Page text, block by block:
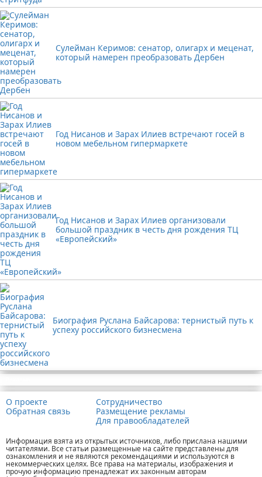
Сулейман Керимов: сенатор, олигарх и меценат,
который намерен преобразовать Дербен
Год Нисанов и Зарах Илиев встречают госей в
новом мебельном гипермаркете
Год Нисанов и Зарах Илиев организовали
большой праздник в честь дня рождения ТЦ
«Европейский»
Биография Руслана Байсарова: тернистый путь к
успеху российского бизнесмена
О проекте
Обратная связь
Сотрудничество
Размещение рекламы
Для правообладателей
Информация взята из открытых источников, либо прислана нашими
читателями. Все статьи размещенные на сайте представлены для
ознакомления и не являются рекомендациями и используются в
некоммерческих целях. Все права на материалы, изображения и
прочую информацию пренадлежат их законным авторам